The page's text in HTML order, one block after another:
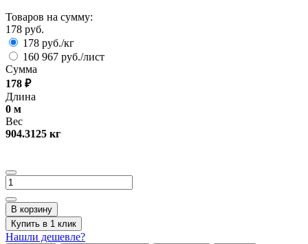
Товаров на сумму:
178 руб.
178 руб./кг
160 967 руб./лист
Сумма
178 ₽
Длина
0 м
Вес
904.3125 кг
В корзину
Купить в 1 клик
Нашли дешевле?